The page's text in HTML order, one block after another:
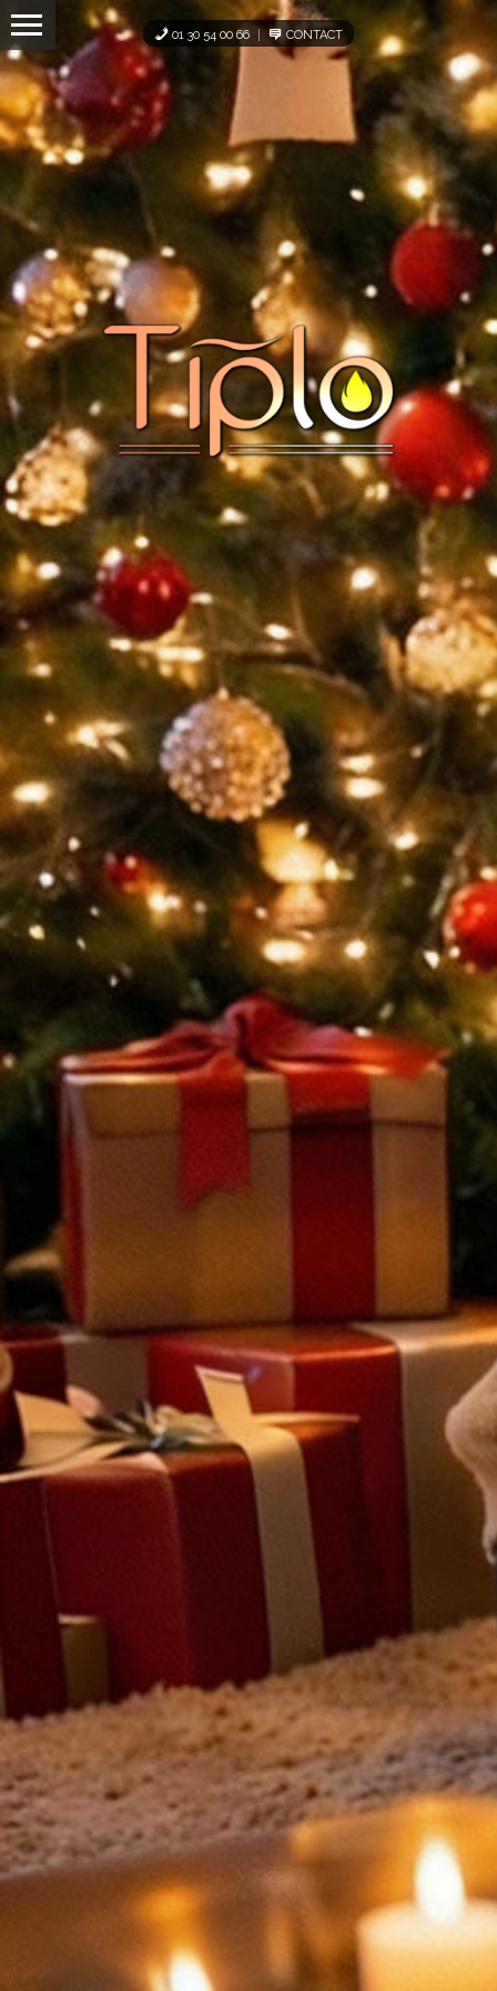
Panneau de gestion des cookies
01 30 54 00 66 CONTACT